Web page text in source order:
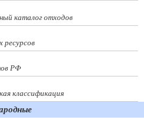
каталог отходов
ресурсов
РФ
классификация